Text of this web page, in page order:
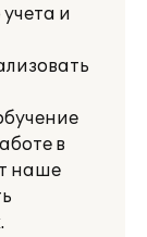
и
в
наше